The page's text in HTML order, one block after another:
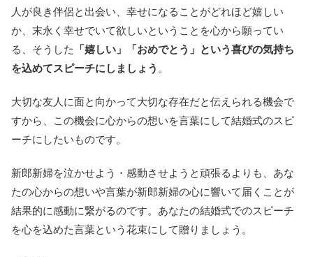
人が良き伴侶と出会い、幸せになることがどれほど嬉しい
か、末永く幸せでいて欲しいということを心から願ってい
る、そうした
「嬉しい」「おめでとう」という喜びの気持ち
を込めてスピーチにしましょう 。
大切な友人に面と向かって大切な存在だと伝えられる機会で
すから、この機会に心からの想いを言葉にして結婚式のスピ
ーチにしたいものです。
新郎新婦を泣かせよう・感動させようと頑張るよりも、あな
たの心からの想いや言葉が新郎新婦の心に響いて届くことが
結果的に感動に繋がるのです。あなたの結婚式でのスピーチ
を心を込めた言葉という花束にして贈りましょう。